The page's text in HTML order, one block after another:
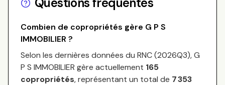
Combien de copropriétés gère G P S
IMMOBILIER ?
Selon les dernières données du RNC (2026Q3),G
P S IMMOBILIER gère actuellement 165
copropriétés, représentant un total de 7 353